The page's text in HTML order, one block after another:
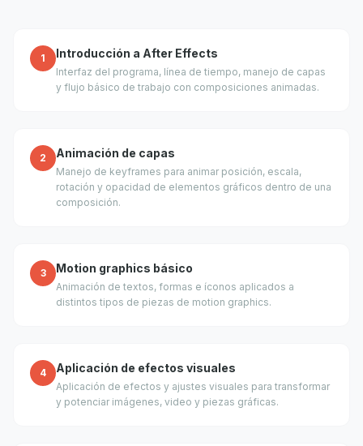
1 Introducción a After Effects
Interfaz del programa, línea de tiempo, manejo de capas
y flujo básico de trabajo con composiciones animadas.
2 Animación de capas
Manejo de keyframes para animar posición, escala,
rotación y opacidad de elementos gráficos dentro de una
composición.
3 Motion graphics básico
Animación de textos, formas e íconos aplicados a
distintos tipos de piezas de motion graphics.
4 Aplicación de efectos visuales
Aplicación de efectos y ajustes visuales para transformar
y potenciar imágenes, video y piezas gráficas.